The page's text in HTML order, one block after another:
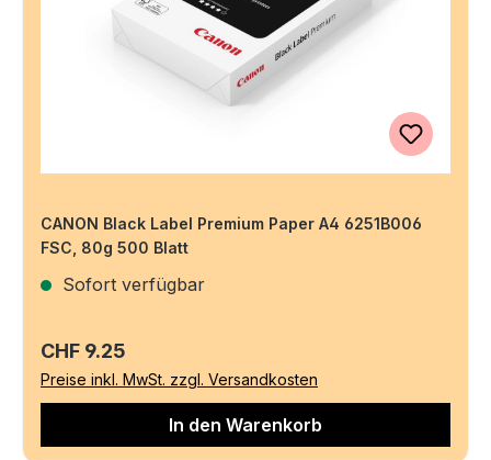
CANON Black Label Premium Paper A4 6251B006
FSC, 80g 500 Blatt
Sofort verfügbar
Regulärer Preis:
CHF 9.25
Preise inkl. MwSt. zzgl. Versandkosten
In den Warenkorb